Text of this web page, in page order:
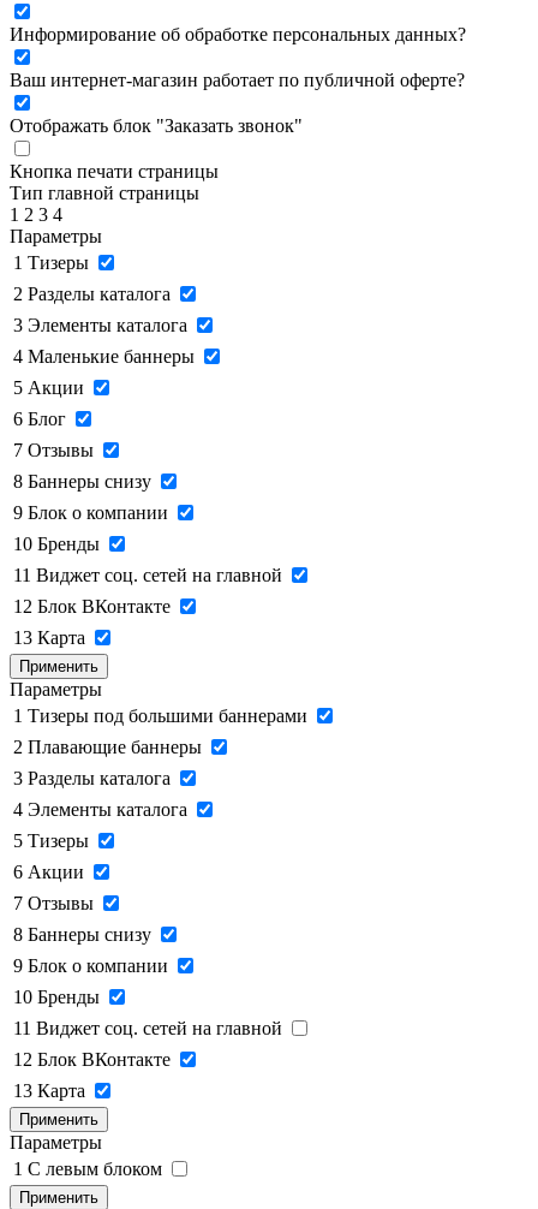
Информирование об обработке персональных данных?
Ваш интернет-магазин работает по публичной оферте?
Отображать блок "Заказать звонок"
Кнопка печати страницы
Тип главной страницы
1 2 3 4
Параметры
1 Тизеры
2 Разделы каталога
3 Элементы каталога
4 Маленькие баннеры
5 Акции
6 Блог
7 Отзывы
8 Баннеры снизу
9 Блок о компании
10 Бренды
11 Виджет соц. сетей на главной
12 Блок ВКонтакте
13 Карта
Применить
Параметры
1 Тизеры под большими баннерами
2 Плавающие баннеры
3 Разделы каталога
4 Элементы каталога
5 Тизеры
6 Акции
7 Отзывы
8 Баннеры снизу
9 Блок о компании
10 Бренды
11 Виджет соц. сетей на главной
12 Блок ВКонтакте
13 Карта
Применить
Параметры
1 C левым блоком
Применить